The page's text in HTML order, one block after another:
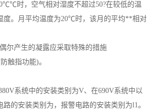
时，空气相对湿度不超过50?在较低的温
度。月平均温度为20℃时，该月的平均**相对
尔产生的凝露应采取特殊的措施
触指功能)。
系统中的安装类别为V、在690V系统中以
的安装类别为，报警电路的安装类别为l1。